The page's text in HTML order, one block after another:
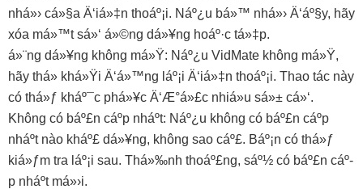
nhá»› cá»§a Ä‘iá»‡n thoáº¡i. Náº¿u bá»™ nhá»› Ä‘áº§y, hãy
xóa má»™t sá»‘ á»©ng dá»¥ng hoáº·c tá»‡p.
á»¨ng dá»¥ng không má»Ÿ: Náº¿u VidMate không má»Ÿ,
hãy thá»­ khá»Ÿi Ä‘á»™ng láº¡i Ä‘iá»‡n thoáº¡i. Thao tác này
có thá»ƒ kháº¯c phá»¥c Ä‘Æ°á»£c nhiá»u sá»± cá»‘.
Không có báº£n cáº­p nháº­t: Náº¿u không có báº£n cáº­p
nháº­t nào kháº£ dá»¥ng, không sao cáº£. Báº¡n có thá»ƒ
kiá»ƒm tra láº¡i sau. Thá»‰nh thoáº£ng, sáº½ có báº£n cáº­
p nháº­t má»›i.